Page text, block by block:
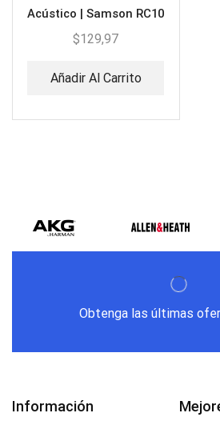
Acústico | Samson RC10
$129,97
Añadir Al Carrito
Obtenga las últimas
Información